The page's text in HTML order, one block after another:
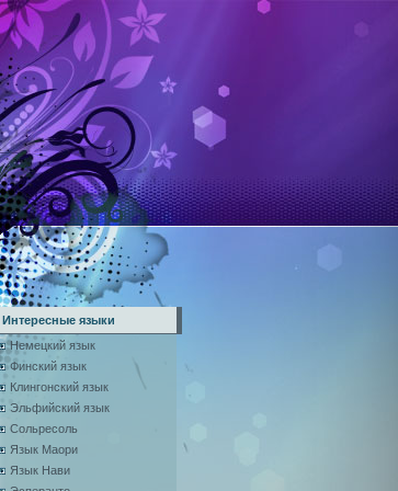
Интересные языки
Немецкий язык
Финский язык
Клингонский язык
Эльфийский язык
Сольресоль
Язык Маори
Язык Нави